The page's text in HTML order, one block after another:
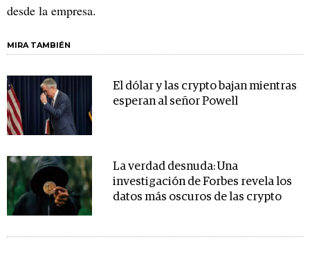
desde la empresa.
MIRA TAMBIÉN
El dólar y las crypto bajan mientras
esperan al señor Powell
La verdad desnuda: Una
investigación de Forbes revela los
datos más oscuros de las crypto